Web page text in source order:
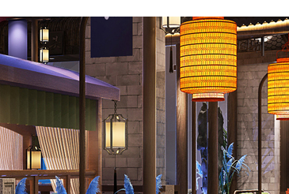
公司新闻
行业新闻
灯光学院